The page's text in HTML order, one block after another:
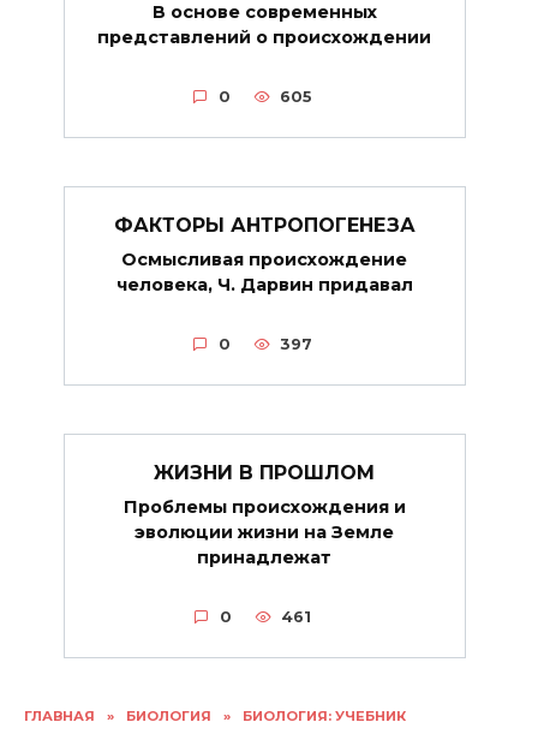
ГЛАВНАЯ » БИОЛОГИЯ » БИОЛОГИЯ: УЧЕБНИК
В основе современных
представлений о происхождении
0 605
ФАКТОРЫ АНТРОПОГЕНЕЗА
Осмысливая происхождение
человека, Ч. Дарвин придавал
0 397
ЖИЗНИ В ПРОШЛОМ
Проблемы происхождения и
эволюции жизни на Земле
принадлежат
0 461